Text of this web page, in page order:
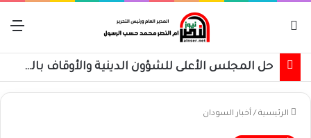
حل المجلس الأعلى للشؤون الدينية والأوقاف بالقضارف
الرئيسية / أخبار السودان